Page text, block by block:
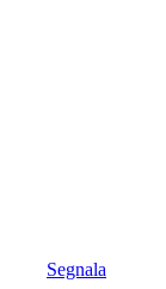
Segnala